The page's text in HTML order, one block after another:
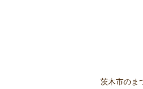
茨木市のま